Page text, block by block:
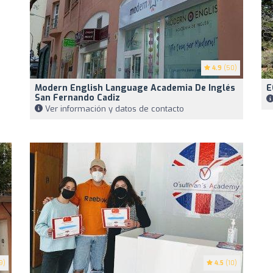
4.9 (50)
Modern English Language Academia De Inglés
San Fernando Cadiz
Ver información y datos de contacto
4.5 (10)